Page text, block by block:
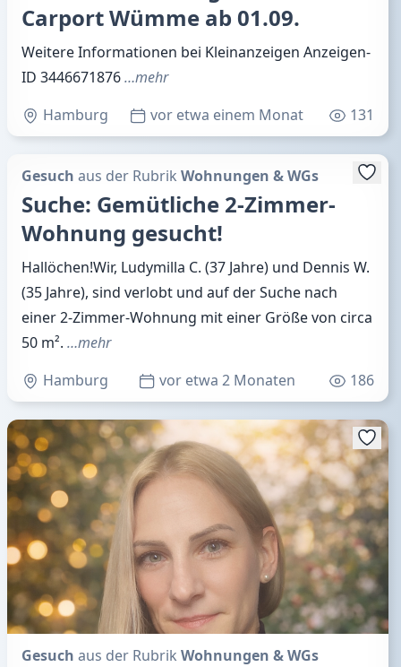
Carport Wümme ab 01.09.
Weitere Informationen bei Kleinanzeigen Anzeigen-
ID 3446671876…mehr
Hamburg
vor etwa einem Monat 131
Gesuch aus der Rubrik Wohnungen & WGs
Suche: Gemütliche 2-Zimmer-
Wohnung gesucht!
Hallöchen! ​Wir, Ludymilla C. (37 Jahre) und Dennis W.
(35 Jahre), sind verlobt und auf der Suche nach
einer 2-Zimmer-Wohnung mit einer Größe von circa
50 m². …mehr
Hamburg
vor etwa 2 Monaten 186
Gesuch aus der Rubrik Wohnungen & WGs